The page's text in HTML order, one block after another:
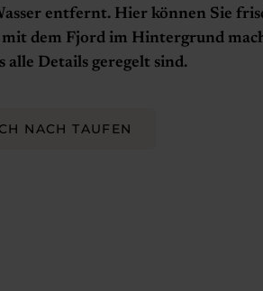
entfernt. Hier können Sie
dem Fjord im Hintergrund
alle Details geregelt sind.
NACH TAUFEN